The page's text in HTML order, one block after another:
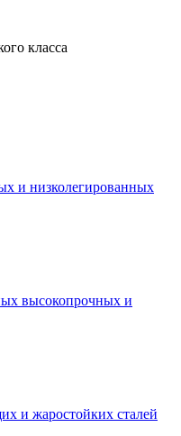
класса
и низколегированных
высокопрочных и
и жаростойких сталей